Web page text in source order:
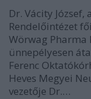
Dr. Vácity
Rendelőintézet
Wörwag Pharma
ünnepélyesen
Ferenc
Heves Megyei
vezetője Dr.…